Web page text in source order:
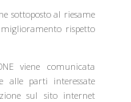
sottoposto al riesame
rispetto
viene comunicata
alle parti interessate
sul sito internet